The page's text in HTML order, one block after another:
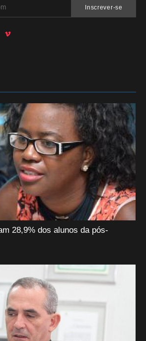
Inscrever-se
28,9% dos alunos da pós-